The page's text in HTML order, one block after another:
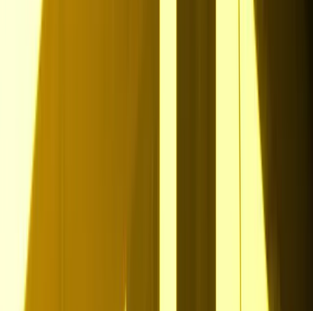
Sofort matchen lassen
Laufend aktuell bleiben - Traumjobs erhalten